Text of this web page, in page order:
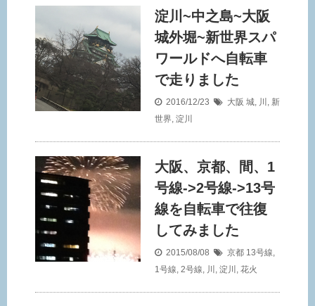
淀川~中之島~大阪
城外堀~新世界スパ
ワールドへ自転車
で走りました
2016/12/23 大阪 城, 川 , 新
世界, 淀川
大阪、京都、間、1
号線->2号線->13号
線を自転車で往復
してみました
2015/08/08 京都 13号線,
1号線, 2号線, 川 , 淀川 , 花火